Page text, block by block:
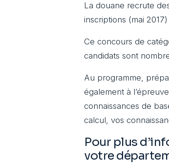
La douane recrute
inscriptions (mai
Ce concours de
candidats sont
Au programme,
également à
connaissances de
calcul, vos
Pour plus
votre